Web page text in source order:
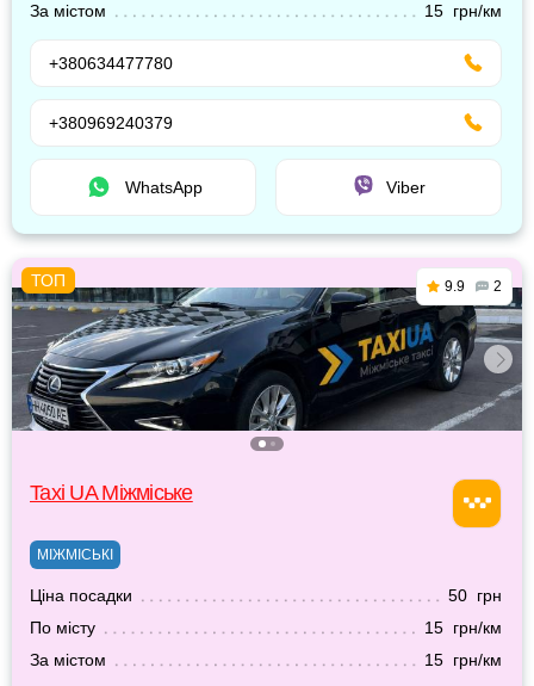
За містом
15 грн/км
+380634477780
+380969240379
WhatsApp Viber
9.9 2
Taxi UA Міжміське
МІЖМІСЬКІ
Ціна посадки
50 грн
По місту
15 грн/км
За містом
15 грн/км